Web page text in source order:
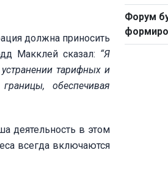
должна приносить
Макклей сказал: “Я
тарифных и
обеспечивая
деятельность в этом
всегда включаются
Форум